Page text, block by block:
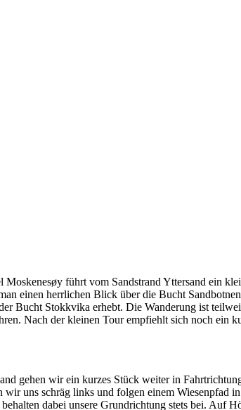
führt vom Sandstrand Yttersand ein
einen herrlichen Blick über die Bucht
Bucht Stokkvika erhebt. Die Wanderung ist
Nach der kleinen Tour empfiehlt sich noch ein
gehen wir ein kurzes Stück weiter in
wir uns schräg links und folgen einem
dabei unsere Grundrichtung stets bei. Auf